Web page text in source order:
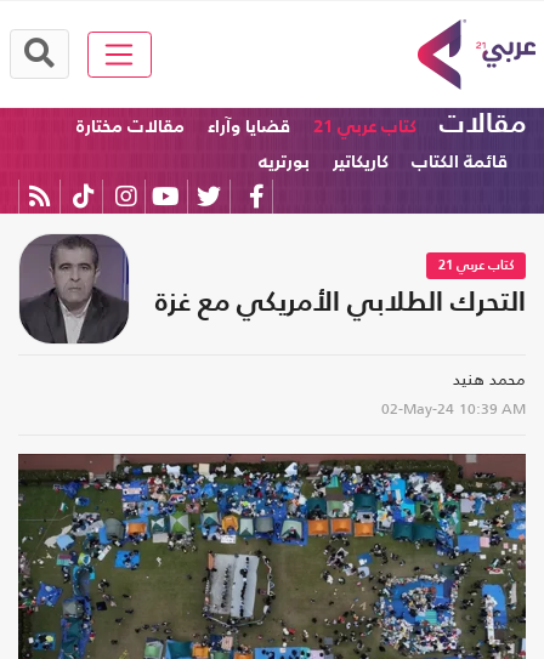
مقالات كتاب عربي 21 قضايا وآراء
مقالات مختارة
قائمة الكتاب
كاريكاتير بورتريه
كتاب عربي 21
التحرك الطلابي الأمريكي مع غزة
محمد هنيد
02-May-24 10:39 AM